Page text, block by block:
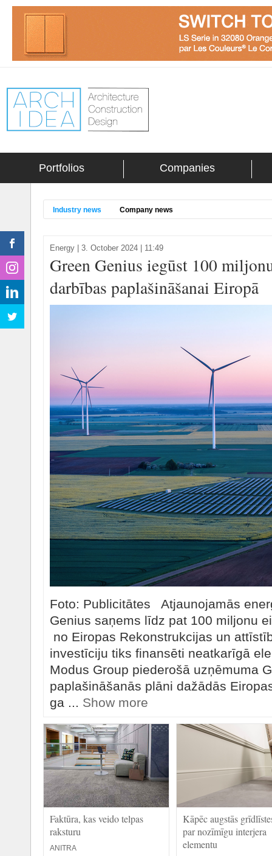
Portfolios Companies
Industry news Company news
Energy 3. October 2024 | 11:49
Green Genius iegūst 100
darbības paplašināšanai Eiropā
Foto: Publicitātes Atjaunojamās
Genius saņems līdz pat 100 miljonu
no Eiropas Rekonstrukcijas un
investīciju tiks finansēti neatkarīgā
Modus Group piederošā uzņēmuma
paplašināšanās plāni dažādās
ga ... Show more
Faktūra, kas veido telpas
raksturu
ANITRA
Kāpēc augstās
par nozīmīgu interjera
elementu